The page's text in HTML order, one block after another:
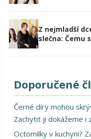
Z nejmladší
slečna: Čemu
Doporučené
Černé díry mohou
Zachytit ji dokážeme i
Octomilky v kuchyni?